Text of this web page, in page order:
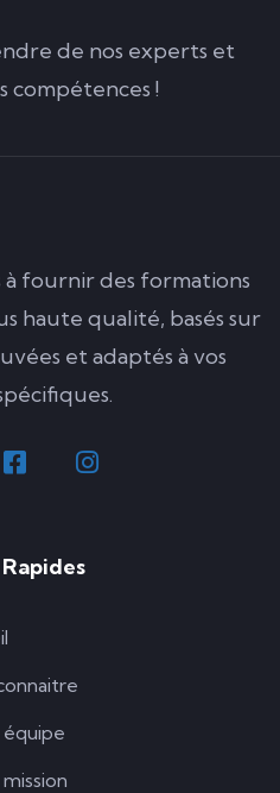
de nos experts et
compétences !
à fournir des formations
haute qualité, basés sur
et adaptés à vos